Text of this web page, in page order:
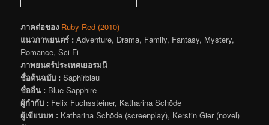
ภาคต่อของ Ruby Red (2010)
แนวภาพยนตร์ : Adventure, Drama, Family, Fantasy, Mystery,
Romance, Sci-Fi
ภาพยนตร์ประเทศเยอรมนี
ชื่อต้นฉบับ : Saphirblau
ชื่ออื่น : Blue Sapphire
ผู้กำกับ : Felix Fuchssteiner, Katharina Schöde
ผู้เขียนบท : Katharina Schöde (screenplay), Kerstin Gier (novel)